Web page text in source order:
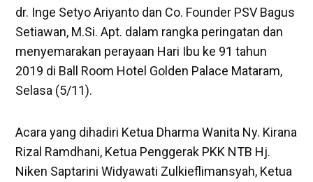
dr. Inge Setyo Ariyanto dan Co. Founder PSV Bagus
Setiawan, M.Si. Apt. dalam rangka peringatan dan
menyemarakan perayaan Hari Ibu ke 91 tahun
2019 di Ball Room Hotel Golden Palace Mataram,
Selasa (5/11).
Acara yang dihadiri Ketua Dharma Wanita Ny. Kirana
Rizal Ramdhani, Ketua Penggerak PKK NTB Hj.
Niken Saptarini Widyawati Zulkieflimansyah, Ketua